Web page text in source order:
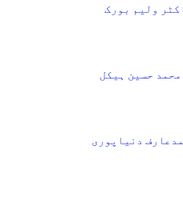
ولیم بورک
حسین ہیکل
دنیاپوری